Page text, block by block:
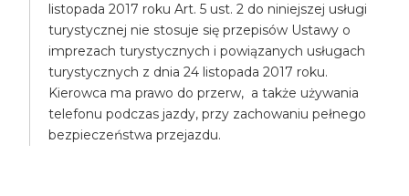
listopada 2017 roku Art. 5 ust. 2 do niniejszej usługi
turystycznej nie stosuje się przepisów Ustawy o
imprezach turystycznych i powiązanych usługach
turystycznych z dnia 24 listopada 2017 roku.
Kierowca ma prawo do przerw, a także używania
telefonu podczas jazdy, przy zachowaniu pełnego
bezpieczeństwa przejazdu.